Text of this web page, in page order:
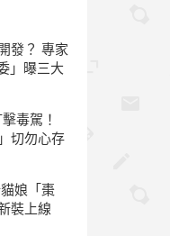
發？ 專家
」曝三大
毒駕！
切勿心存
娘「棗
裝上線